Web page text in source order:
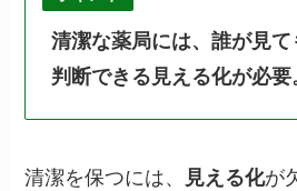
清潔な薬局には、誰が見
判断できる見える化が必要
清潔を保つには、 見える化が